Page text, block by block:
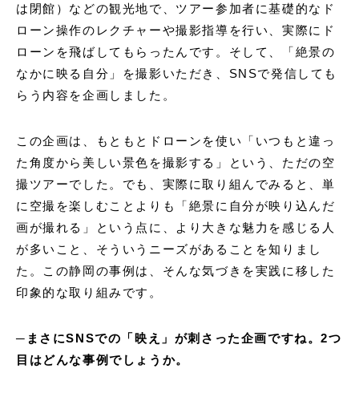
は閉館）などの観光地で、ツアー参加者に基礎的なド
ローン操作のレクチャーや撮影指導を行い、実際にド
ローンを飛ばしてもらったんです。そして、「絶景の
なかに映る自分」を撮影いただき、SNSで発信しても
らう内容を企画しました。
この企画は、もともとドローンを使い「いつもと違っ
た角度から美しい景色を撮影する」という、ただの空
撮ツアーでした。でも、実際に取り組んでみると、単
に空撮を楽しむことよりも「絶景に自分が映り込んだ
画が撮れる」という点に、より大きな魅力を感じる人
が多いこと、そういうニーズがあることを知りまし
た。この静岡の事例は、そんな気づきを実践に移した
印象的な取り組みです。
─まさにSNSでの「映え」が刺さった企画ですね。2つ
目はどんな事例でしょうか。